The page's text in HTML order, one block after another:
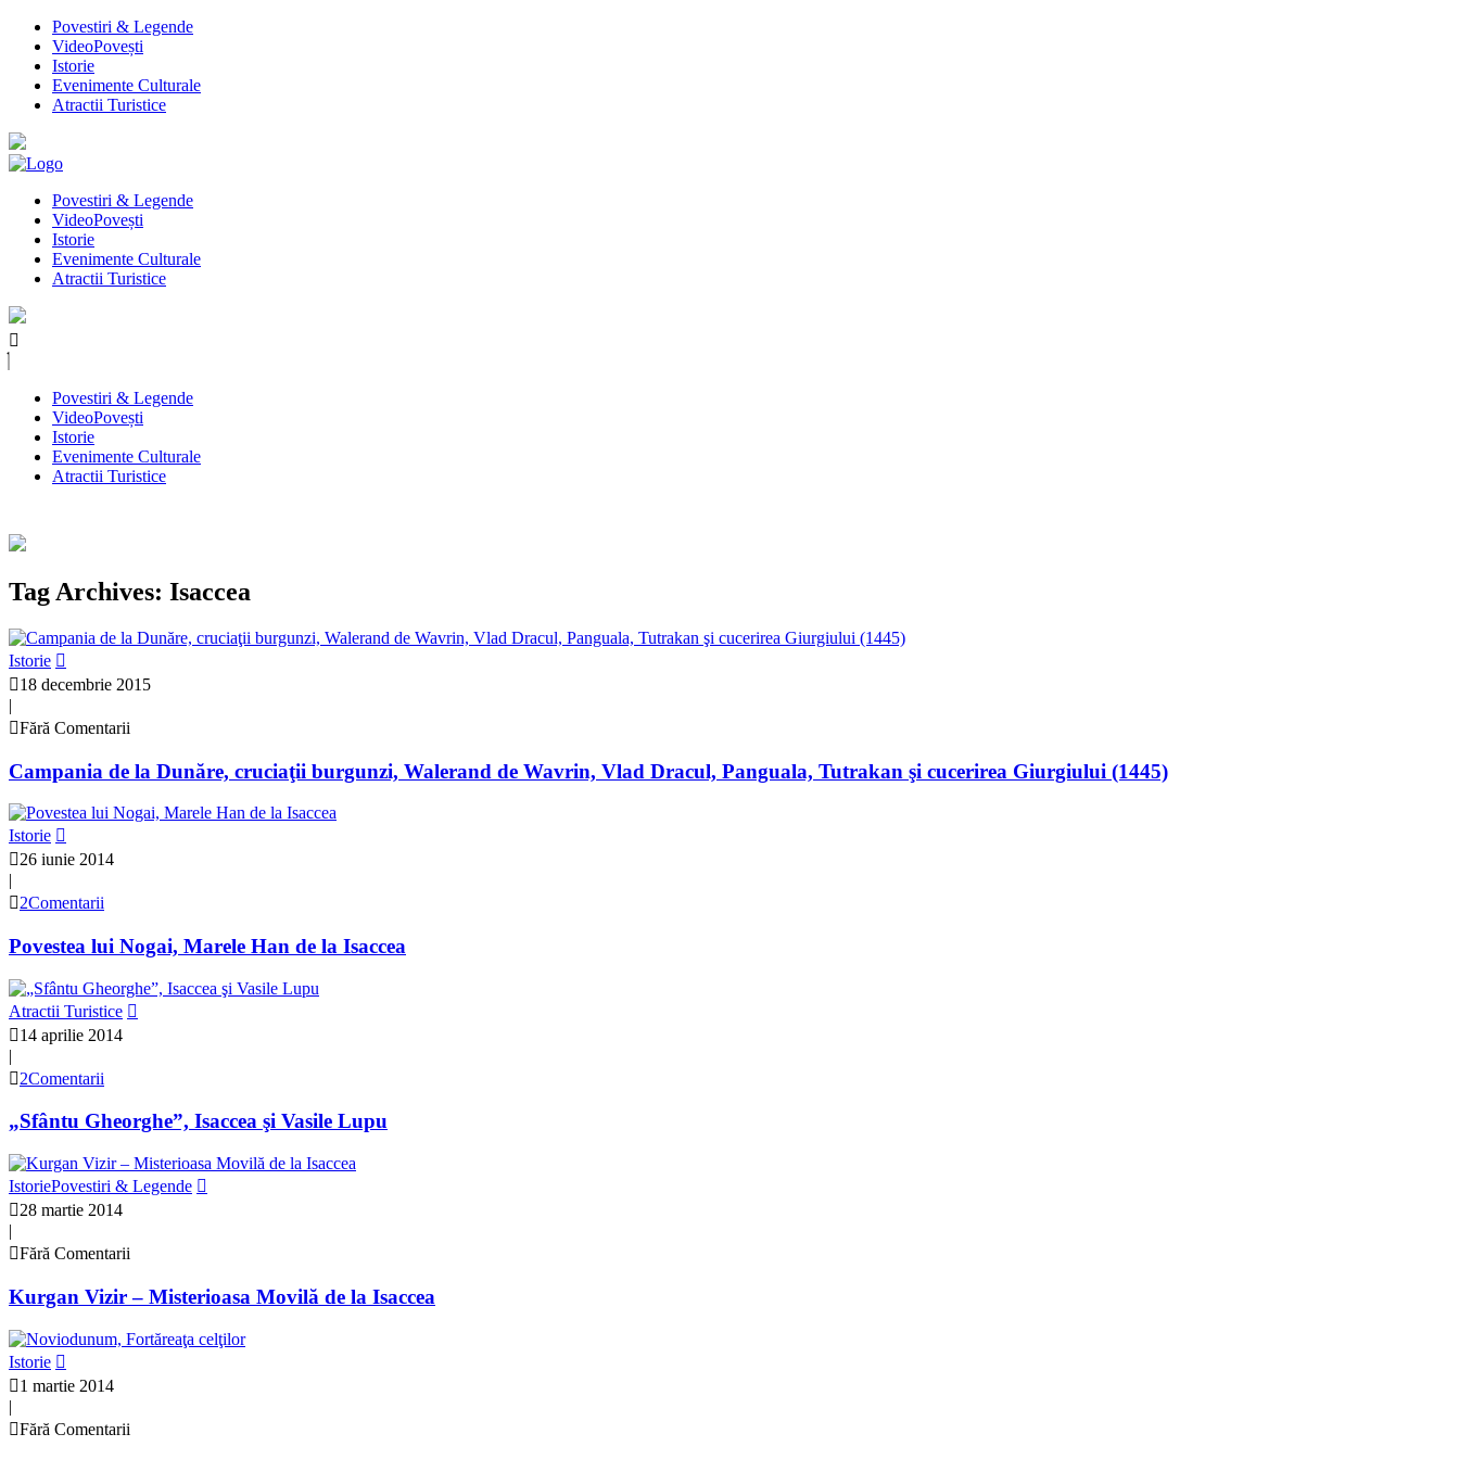
Povestiri & Legende
VideoPovești
Istorie
Evenimente Culturale
Atractii Turistice
Povestiri & Legende
VideoPovești
Istorie
Evenimente Culturale
Atractii Turistice
Povestiri & Legende
VideoPovești
Istorie
Evenimente Culturale
Atractii Turistice
Tag Archives: Isaccea
Istorie
18 decembrie 2015
|
Fără Comentarii
Campania de la Dunăre, cruciaţii burgunzi, Walerand de Wavrin, Vlad Dracul, Panguala, Tutrakan şi cucerirea Giurgiului (1445)
Istorie
26 iunie 2014
|
2Comentarii
Povestea lui Nogai, Marele Han de la Isaccea
Atractii Turistice
14 aprilie 2014
|
2Comentarii
„Sfântu Gheorghe”, Isaccea şi Vasile Lupu
IstoriePovestiri & Legende
28 martie 2014
|
Fără Comentarii
Kurgan Vizir – Misterioasa Movilă de la Isaccea
Istorie
1 martie 2014
|
Fără Comentarii